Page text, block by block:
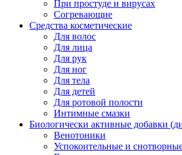
При простуде и вирусах
Согревающие
Средства косметические
Для волос
Для лица
Для рук
Для ног
Для тела
Для детей
Для ротовой полости
Интимные смазки
Биологически активные добавки
Венотоники
Успокоительные и